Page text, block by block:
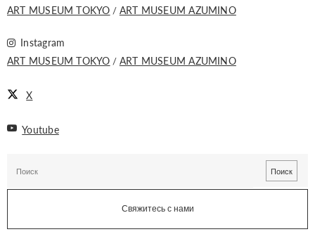
ART MUSEUM TOKYO
ART MUSEUM AZUMINO
Instagram
ART MUSEUM TOKYO
ART MUSEUM AZUMINO
X
Youtube
Свяжитесь с нами